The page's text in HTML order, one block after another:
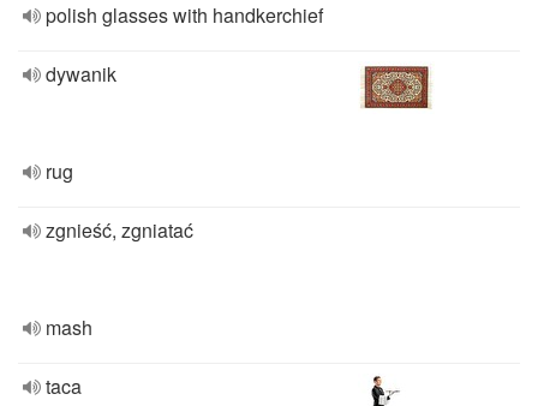
polish glasses with handkerchief
dywanik
rug
zgnieść, zgniatać
mash
taca